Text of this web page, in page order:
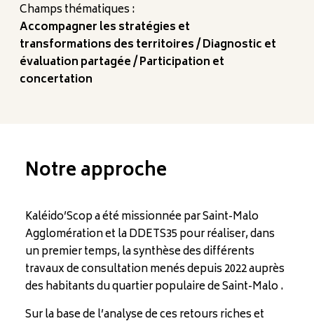
Champs thématiques :
Accompagner les stratégies et
transformations des territoires Diagnostic et
évaluation partagée Participation et
concertation
Notre approche
Kaléido’Scop a été missionnée par Saint-Malo
Agglomération et la DDETS35 pour réaliser, dans
un premier temps, la synthèse des différents
travaux de consultation menés depuis 2022 auprès
des habitants du quartier populaire de Saint-Malo .
Sur la base de l’analyse de ces retours riches et